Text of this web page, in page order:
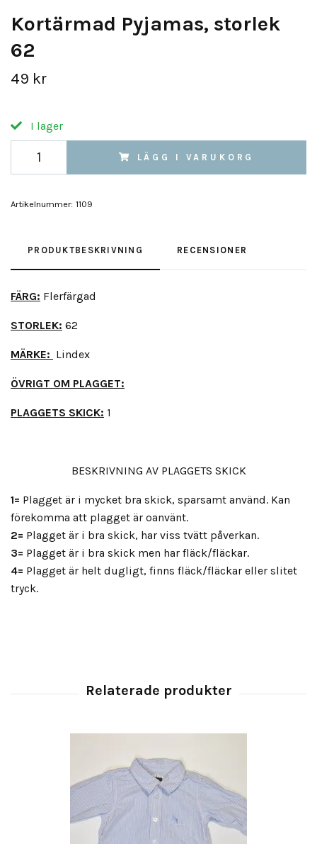
Kortärmad Pyjamas, storlek
62
49 kr
I lager
LÄGG I VARUKORG
Artikelnummer: 1109
PRODUKTBESKRIVNING RECENSIONER
FÄRG: Flerfärgad
STORLEK: 62
MÄRKE: Lindex
ÖVRIGT OM PLAGGET:
PLAGGETS SKICK: 1
BESKRIVNING AV PLAGGETS SKICK
1= Plagget är i mycket bra skick, sparsamt använd. Kan
förekomma att plagget är oanvänt.
2= Plagget är i bra skick, har viss tvätt påverkan.
3= Plagget är i bra skick men har fläck/fläckar.
4= Plagget är helt dugligt, finns fläck/fläckar eller slitet
tryck.